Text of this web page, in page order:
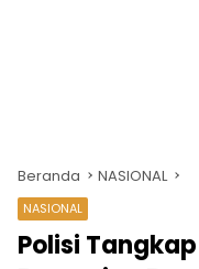
Beranda NASIONAL
NASIONAL
Polisi